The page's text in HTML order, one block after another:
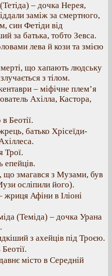
– дочка Нерея,
заміж за смертного,
син Фетіди від
за батька, тобто Зевса.
лева й кози та змією
що хапають людську
з тілом.
– міфічне плем’я
Ахілла, Кастора,
Беотії.
батько Хрісеїди-
Трої.
епейців.
що змагався з Музами, був
осліпили його).
Афіни в Іліоні
(Теміда) – дочка Урана
з ахейців під Троєю.
місто в Середній